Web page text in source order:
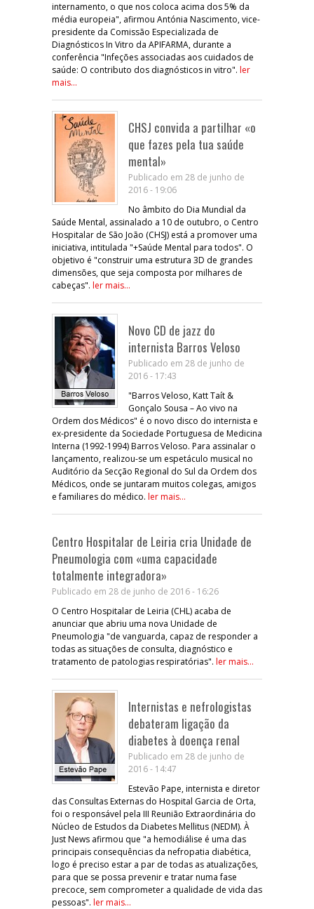
internamento, o que nos coloca acima dos 5% da
média europeia", afirmou Antónia Nascimento, vice-
presidente da Comissão Especializada de
Diagnósticos In Vitro da APIFARMA, durante a
conferência "Infeções associadas aos cuidados de
saúde: O contributo dos diagnósticos in vitro". ler
mais...
CHSJ convida a partilhar «o
que fazes pela tua saúde
mental»
Publicado em 28 de junho de
2016 - 19:06
No âmbito do Dia Mundial da
Saúde Mental, assinalado a 10 de outubro, o Centro
Hospitalar de São João (CHSJ) está a promover uma
iniciativa, intitulada "+Saúde Mental para todos". O
objetivo é "construir uma estrutura 3D de grandes
dimensões, que seja composta por milhares de
cabeças". ler mais...
Novo CD de jazz do
internista Barros Veloso
Publicado em 28 de junho de
2016 - 17:43
"Barros Veloso, Katt Taít &
Gonçalo Sousa – Ao vivo na
Ordem dos Médicos" é o novo disco do internista e
ex-presidente da Sociedade Portuguesa de Medicina
Interna (1992-1994) Barros Veloso. Para assinalar o
lançamento, realizou-se um espetáculo musical no
Auditório da Secção Regional do Sul da Ordem dos
Médicos, onde se juntaram muitos colegas, amigos
e familiares do médico. ler mais...
Centro Hospitalar de Leiria cria Unidade de
Pneumologia com «uma capacidade
totalmente integradora»
Publicado em 28 de junho de 2016 - 16:26
O Centro Hospitalar de Leiria (CHL) acaba de
anunciar que abriu uma nova Unidade de
Pneumologia "de vanguarda, capaz de responder a
todas as situações de consulta, diagnóstico e
tratamento de patologias respiratórias". ler mais...
Internistas e nefrologistas
debateram ligação da
diabetes à doença renal
Publicado em 28 de junho de
2016 - 14:47
Estevão Pape, internista e diretor
das Consultas Externas do Hospital Garcia de Orta,
foi o responsável pela III Reunião Extraordinária do
Núcleo de Estudos da Diabetes Mellitus (NEDM). À
Just News afirmou que "a hemodiálise é uma das
principais consequências da nefropatia diabética,
logo é preciso estar a par de todas as atualizações,
para que se possa prevenir e tratar numa fase
precoce, sem comprometer a qualidade de vida das
pessoas". ler mais...